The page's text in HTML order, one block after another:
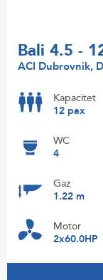
Bali 4.5 -
ACI Dubrovnik,
Kapacitet
12 pax
WC
4
Gaz
1.22 m
Motor
2x60.0HP